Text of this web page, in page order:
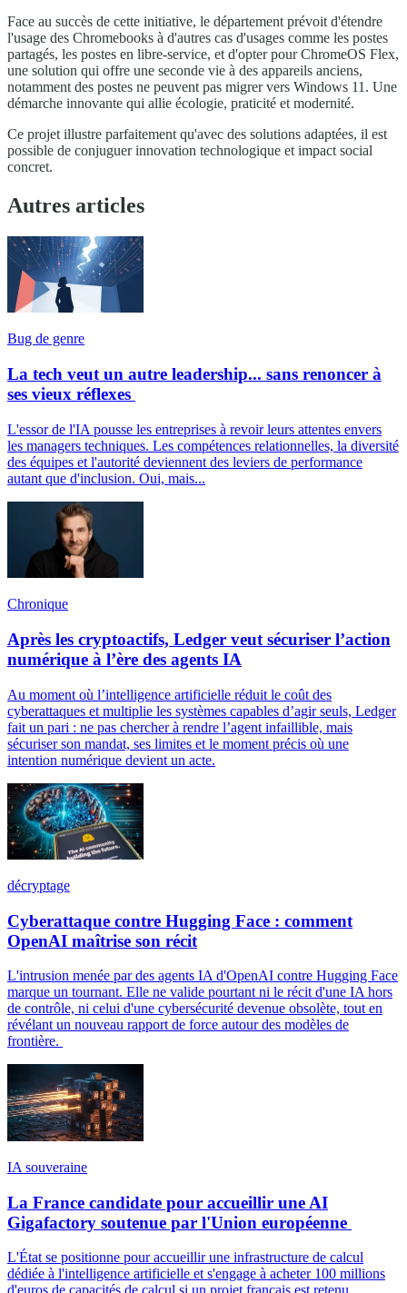
Face au succès de cette initiative, le département prévoit d'étendre
l'usage des Chromebooks à d'autres cas d'usages comme les postes
partagés, les postes en libre-service, et d'opter pour ChromeOS Flex,
une solution qui offre une seconde vie à des appareils anciens,
notamment des postes ne peuvent pas migrer vers Windows 11. Une
démarche innovante qui allie écologie, praticité et modernité.
Ce projet illustre parfaitement qu'avec des solutions adaptées, il est
possible de conjuguer innovation technologique et impact social
concret.
Autres articles
Bug de genre
La tech veut un autre leadership... sans renoncer à
ses vieux réflexes
L'essor de l'IA pousse les entreprises à revoir leurs attentes envers
les managers techniques. Les compétences relationnelles, la diversité
des équipes et l'autorité deviennent des leviers de performance
autant que d'inclusion. Oui, mais...
Chronique
Après les cryptoactifs, Ledger veut sécuriser l’action
numérique à l’ère des agents IA
Au moment où l’intelligence artificielle réduit le coût des
cyberattaques et multiplie les systèmes capables d’agir seuls, Ledger
fait un pari : ne pas chercher à rendre l’agent infaillible, mais
sécuriser son mandat, ses limites et le moment précis où une
intention numérique devient un acte.
décryptage
Cyberattaque contre Hugging Face : comment
OpenAI maîtrise son récit
L'intrusion menée par des agents IA d'OpenAI contre Hugging Face
marque un tournant. Elle ne valide pourtant ni le récit d'une IA hors
de contrôle, ni celui d'une cybersécurité devenue obsolète, tout en
révélant un nouveau rapport de force autour des modèles de
frontière.
IA souveraine
La France candidate pour accueillir une AI
Gigafactory soutenue par l'Union européenne
L'État se positionne pour accueillir une infrastructure de calcul
dédiée à l'intelligence artificielle et s'engage à acheter 100 millions